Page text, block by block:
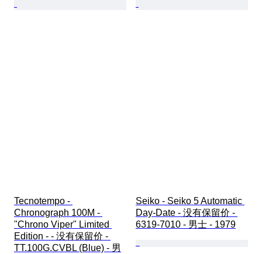
Tecnotempo -
Chronograph 100M -
"Chrono Viper" Limited
Edition - - 没有保留价 -
TT.100G.CVBL (Blue) - 男
Seiko - Seiko 5 Automatic
Day-Date - 没有保留价 -
6319-7010 - 男士 - 1979